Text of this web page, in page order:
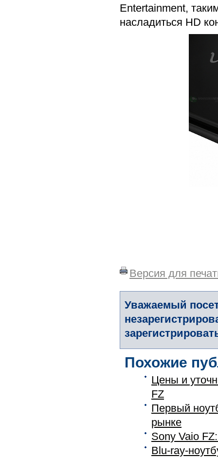
Entertainment,
насладиться HD
Версия для
Уважаемый
Похожие
Цены и
FZ
Первый
рынке
Sony Vaio
Blu-ray-